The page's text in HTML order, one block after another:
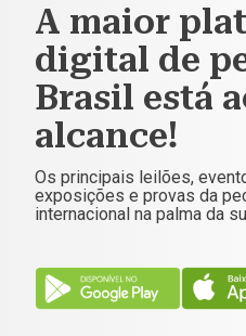
A maior
digital de
Brasil está
alcance!
Os principais leilões,
exposições e provas da
internacional na palma da